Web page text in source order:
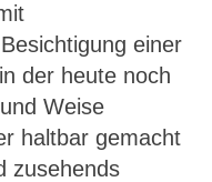
einer
der heute noch
Weise
haltbar gemacht
zusehends